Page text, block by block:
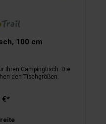
100 cm
Ihren Campingtisch. Die
den Tischgrößen.
€*